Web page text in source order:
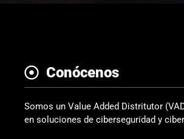
Conócenos
Somos un Value Added Distritutor
en soluciones de ciberseguridad y